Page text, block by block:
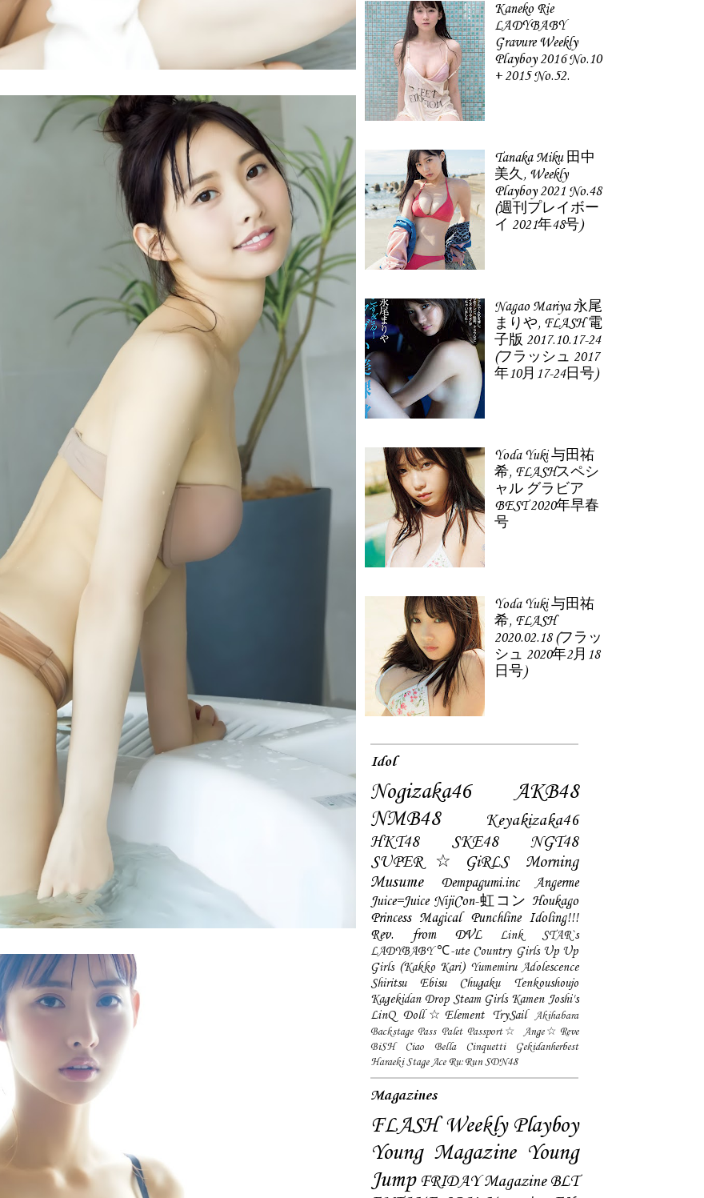
Kaneko Rie
LADYBABY
Gravure Weekly
Playboy 2016 No.10
+ 2015 No.52.
Tanaka Miku 田中
美久, Weekly
Playboy 2021 No.48
(週刊プレイボー
イ 2021年48号)
Nagao Mariya 永尾
まりや, FLASH 電
子版 2017.10.17-24
(フラッシュ 2017
年10月17-24日号)
Yoda Yuki 与田祐
希, FLASHスペシ
ャル グラビア
BEST 2020年早春
号
Yoda Yuki 与田祐
希, FLASH
2020.02.18 (フラッ
シュ 2020年2月18
日号)
Idol
Nogizaka46
AKB48
NMB48
Keyakizaka46
HKT48
SKE48
NGT48
SUPER☆GiRLS
Morning
Musume
Dempagumi.inc
Angerme
Juice=Juice NijiCon-虹コン Houkago
Princess Magical Punchline Idoling!!!
Rev. from DVL
Link STAR`s
LADYBABY ℃-ute Country Girls Up Up
Girls (Kakko Kari) Yumemiru Adolescence
Shiritsu Ebisu Chugaku
Tenkoushoujo
Kagekidan Drop Steam Girls Kamen Joshi's
LinQ Doll☆Element TrySail
Akihabara
Backstage Pass Palet Passport☆
Ange☆Reve
BiSH
Ciao Bella Cinquetti
Gekidanherbest
Haraeki Stage Ace Ru:Run SDN48
Magazines
FLASH Weekly Playboy
Young Magazine Young
Jump FRIDAY Magazine BLT